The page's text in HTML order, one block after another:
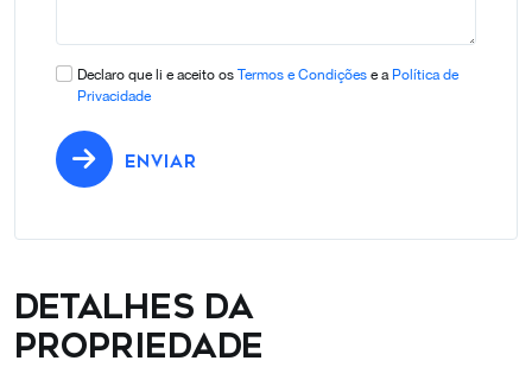
Declaro que li e aceito os Termos e Condições e a Política de
Privacidade
ENVIAR
Detalhes da
propriedade